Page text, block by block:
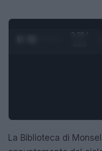
0:29 /
La Biblioteca di